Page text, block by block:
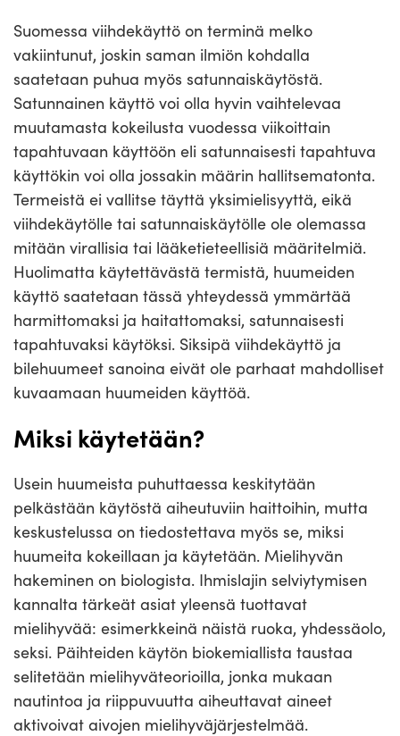
Suomessa viihdekäyttö on terminä melko
vakiintunut, joskin saman ilmiön kohdalla
saatetaan puhua myös satunnaiskäytöstä.
Satunnainen käyttö voi olla hyvin vaihtelevaa
muutamasta kokeilusta vuodessa viikoittain
tapahtuvaan käyttöön eli satunnaisesti tapahtuva
käyttökin voi olla jossakin määrin hallitsematonta.
Termeistä ei vallitse täyttä yksimielisyyttä, eikä
viihdekäytölle tai satunnaiskäytölle ole olemassa
mitään virallisia tai lääketieteellisiä määritelmiä.
Huolimatta käytettävästä termistä, huumeiden
käyttö saatetaan tässä yhteydessä ymmärtää
harmittomaksi ja haitattomaksi, satunnaisesti
tapahtuvaksi käytöksi. Siksipä viihdekäyttö ja
bilehuumeet sanoina eivät ole parhaat mahdolliset
kuvaamaan huumeiden käyttöä.
Miksi käytetään?
Usein huumeista puhuttaessa keskitytään
pelkästään käytöstä aiheutuviin haittoihin, mutta
keskustelussa on tiedostettava myös se, miksi
huumeita kokeillaan ja käytetään. Mielihyvän
hakeminen on biologista. Ihmislajin selviytymisen
kannalta tärkeät asiat yleensä tuottavat
mielihyvää: esimerkkeinä näistä ruoka, yhdessäolo,
seksi. Päihteiden käytön biokemiallista taustaa
selitetään mielihyväteorioilla, jonka mukaan
nautintoa ja riippuvuutta aiheuttavat aineet
aktivoivat aivojen mielihyväjärjestelmää.